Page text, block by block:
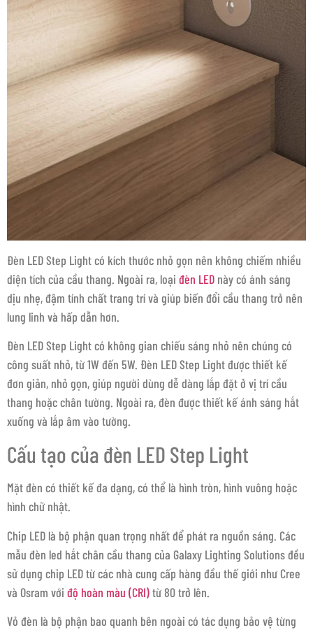
Đèn LED Step Light có kích thước nhỏ gọn nên không chiếm nhiều
diện tích của cầu thang. Ngoài ra, loại đèn LED này có ánh sáng
dịu nhẹ, đậm tính chất trang trí và giúp biến đổi cầu thang trở nên
lung linh và hấp dẫn hơn.
Đèn LED Step Light có không gian chiếu sáng nhỏ nên chúng có
công suất nhỏ, từ 1W đến 5W. Đèn LED Step Light được thiết kế
đơn giản, nhỏ gọn, giúp người dùng dễ dàng lắp đặt ở vị trí cầu
thang hoặc chân tường. Ngoài ra, đèn được thiết kế ánh sáng hắt
xuống và lắp âm vào tường.
Cấu tạo của đèn LED Step Light
Mặt đèn có thiết kế đa dạng, có thể là hình tròn, hình vuông hoặc
hình chữ nhật.
Chip LED là bộ phận quan trọng nhất để phát ra nguồn sáng. Các
mẫu đèn led hắt chân cầu thang của Galaxy Lighting Solutions đều
sử dụng chip LED từ các nhà cung cấp hàng đầu thế giới như Cree
và Osram với độ hoàn màu (CRI)từ 80 trở lên.
Vỏ đèn là bộ phận bao quanh bên ngoài có tác dụng bảo vệ từng